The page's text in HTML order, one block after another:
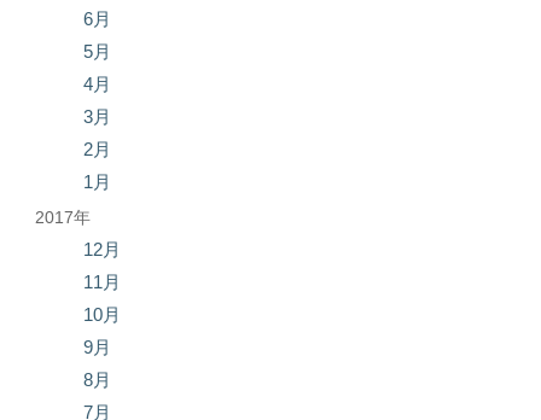
6月
5月
4月
3月
2月
1月
2017年
12月
11月
10月
9月
8月
7月